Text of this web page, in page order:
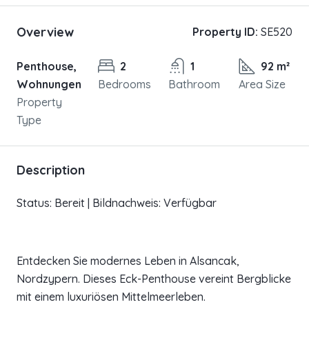
Overview Property ID: SE520
Penthouse,
Wohnungen
Property
Type
2
Bedrooms
1
Bathroom
92 m²
Area Size
Description
Status: Bereit | Bildnachweis: Verfügbar
Entdecken Sie modernes Leben in Alsancak,
Nordzypern. Dieses Eck-Penthouse vereint Bergblicke
mit einem luxuriösen Mittelmeerleben.